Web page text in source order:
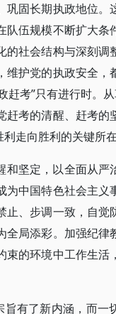
固长期执政地位。
伍规模不断扩大
社会结构与深刻
护党的执政安全
考”只有进行时。
考的清醒、赶考
走向胜利的关键所在
坚定，以全面从
中国特色社会主
、步调一致，自觉
局添彩。加强纪
的环境中工作生
有了新内涵，而